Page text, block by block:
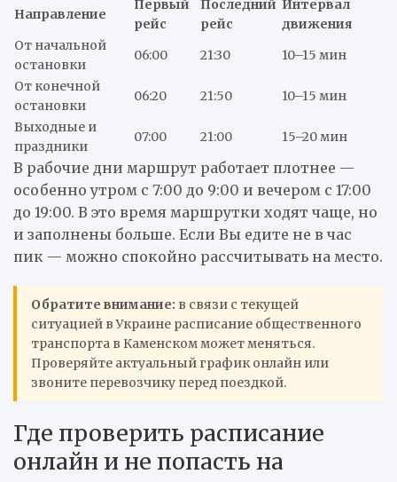
Направление
Первый
рейс
Последний
рейс
Интервал
движения
От начальной
остановки
06:00 21:30
10–15 мин
От конечной
остановки
06:20 21:50
10–15 мин
Выходные и
праздники
07:00 21:00 15–20 мин
В рабочие дни маршрут работает плотнее —
особенно утром с 7:00 до 9:00 и вечером с 17:00
до 19:00. В это время маршрутки ходят чаще, но
и заполнены больше. Если Вы едите не в час
пик — можно спокойно рассчитывать на место.
Обратите внимание: в связи с текущей
ситуацией в Украине расписание общественного
транспорта в Каменском может меняться.
Проверяйте актуальный график онлайн или
звоните перевозчику перед поездкой.
Где проверить расписание
онлайн и не попасть на